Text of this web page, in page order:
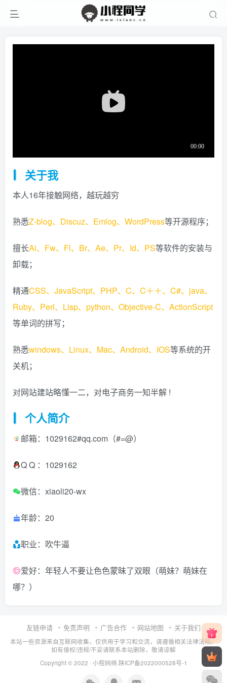
关于我
本人16年接触网络，越玩越穷
熟悉Z-blog、Discuz、Emlog、WordPress等开源程序；
擅长Ai、Fw、Fl、Br、Ae、Pr、Id、PS等软件的安装与
卸载；
精通CSS、JavaScript、PHP、C、C＋＋、C#、java、
Ruby、Perl、Lisp、python、Objective-C、ActionScript
等单词的拼写；
熟悉windows、Linux、Mac、Android、IOS等系统的开
关机；
对网站建站略懂一二，对电子商务一知半解 !
个人简介
邮箱：1029162#qq.com（#=@）
Q Q ：1029162
微信：xiaoli20-wx
年龄：20
职业：吹牛逼
爱好：年轻人不要让色色蒙昧了双眼（萌妹？萌妹在
哪？）
友链申请 免责声明 广告合作 网站地图 关于我们
本站一些资源来自互联网收集，仅供用于学习和交流，请遵循相关法律法规。
如有侵权/违规/不妥请联系本站删除，敬请谅解
Copyright © 2022 · 小程网络 陕ICP备2022000528号-1